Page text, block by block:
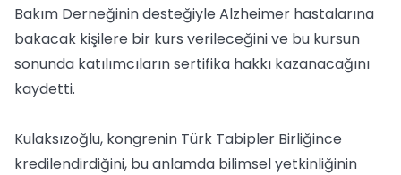
Bakım Derneğinin desteğiyle Alzheimer hastalarına
bakacak kişilere bir kurs verileceğini ve bu kursun
sonunda katılımcıların sertifika hakkı kazanacağını
kaydetti.
Kulaksızoğlu, kongrenin Türk Tabipler Birliğince
kredilendirdiğini, bu anlamda bilimsel yetkinliğinin